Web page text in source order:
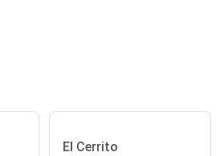
El Cerrito